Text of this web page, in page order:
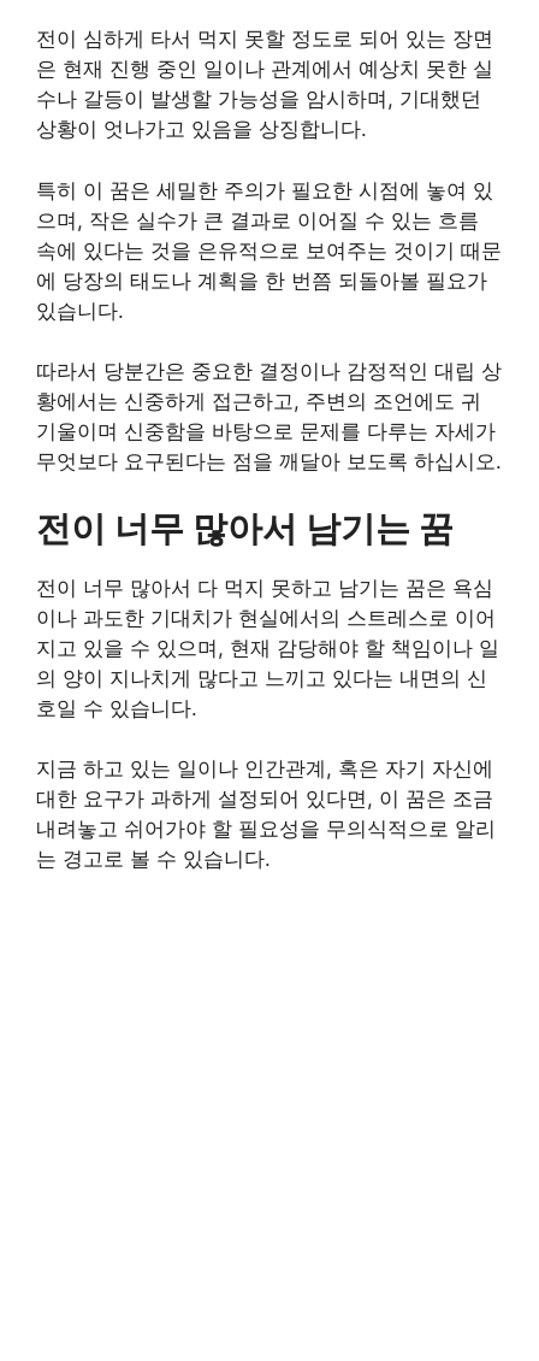
전이 심하게 타서 먹지 못할 정도로 되어 있는 장면
은 현재 진행 중인 일이나 관계에서 예상치 못한 실
수나 갈등이 발생할 가능성을 암시하며, 기대했던
상황이 엇나가고 있음을 상징합니다.
특히 이 꿈은 세밀한 주의가 필요한 시점에 놓여 있
으며, 작은 실수가 큰 결과로 이어질 수 있는 흐름
속에 있다는 것을 은유적으로 보여주는 것이기 때문
에 당장의 태도나 계획을 한 번쯤 되돌아볼 필요가
있습니다.
따라서 당분간은 중요한 결정이나 감정적인 대립 상
황에서는 신중하게 접근하고, 주변의 조언에도 귀
기울이며 신중함을 바탕으로 문제를 다루는 자세가
무엇보다 요구된다는 점을 깨달아 보도록 하십시오.
전이 너무 많아서 남기는 꿈
전이 너무 많아서 다 먹지 못하고 남기는 꿈은 욕심
이나 과도한 기대치가 현실에서의 스트레스로 이어
지고 있을 수 있으며, 현재 감당해야 할 책임이나 일
의 양이 지나치게 많다고 느끼고 있다는 내면의 신
호일 수 있습니다.
지금 하고 있는 일이나 인간관계, 혹은 자기 자신에
대한 요구가 과하게 설정되어 있다면, 이 꿈은 조금
내려놓고 쉬어가야 할 필요성을 무의식적으로 알리
는 경고로 볼 수 있습니다.